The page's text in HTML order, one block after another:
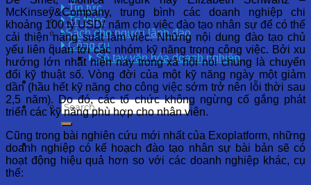
Tin tức
Tri thức
Sách cho người lãnh đạo
Công cụ
Sổ tay văn hóa doanh nghiệp
McKinsey&Company, trung bình các doanh nghiệp chi
khoảng 100 tỷ USD/ năm cho việc đào tạo nhân sự để có thể
cải thiện năng suất làm việc. Những nội dung đào tạo chủ
yếu liên quan tới các nhóm kỹ năng trong công việc. Bởi xu
hướng lớn nhất hiện nay trong xã hội nói chung là chuyển
đổi kỹ thuật số. Vòng đời của một kỹ năng ngày một giảm
dần (hầu hết kỹ năng cho công việc sớm trở nên lỗi thời sau
2,5 năm). Do đó, các tổ chức không ngừng cố gắng phát
triển các kỹ năng phù hợp cho nhân viên.
Cũng trong bài nghiên cứu mới nhất của Exoplatform, những
doanh nghiệp có kế hoạch đào tạo nhân sự bài bản sẽ có
hoạt động hiệu quả hơn so với các doanh nghiệp khác, cụ
thể: